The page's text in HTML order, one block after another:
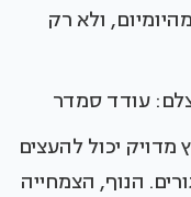
ולא רק
עודד סמדר
מדויק יכול להעצים
הנוף, הצמחייה